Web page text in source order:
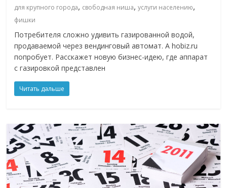
для крупного города, свободная ниша,услуги населению,
фишки
Потребителя сложно удивить газированной водой,
продаваемой через вендинговый автомат. А hobiz.ru
попробует. Расскажет новую бизнес-идею, где аппарат
с газировкой представлен
Читать дальше